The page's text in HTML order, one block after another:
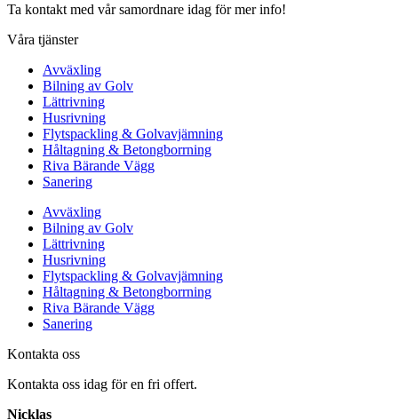
Ta kontakt med vår samordnare idag för mer info!
Våra tjänster
Avväxling
Bilning av Golv
Lättrivning
Husrivning
Flytspackling & Golvavjämning
Håltagning & Betongborrning
Riva Bärande Vägg
Sanering
Avväxling
Bilning av Golv
Lättrivning
Husrivning
Flytspackling & Golvavjämning
Håltagning & Betongborrning
Riva Bärande Vägg
Sanering
Kontakta oss
Kontakta oss idag för en fri offert.
Nicklas